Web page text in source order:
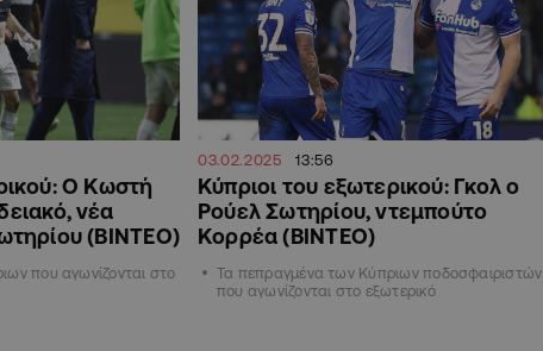
Ο Κωστή
νέα
(ΒΙΝΤΕΟ)
που αγωνίζονται στο
03.02.2025 13:56
Κύπριοι του εξωτερικού: Γκολ ο
Ρούελ Σωτηρίου, ντεμπούτο
Κορρέα (ΒΙΝΤΕΟ)
Τα πεπραγμένα των Κύπριων ποδοσφαιριστών
που αγωνίζονται στο εξωτερικό